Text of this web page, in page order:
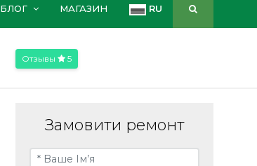
БЛОГ МАГАЗИН RU
Отзывы 5
Замовити ремонт